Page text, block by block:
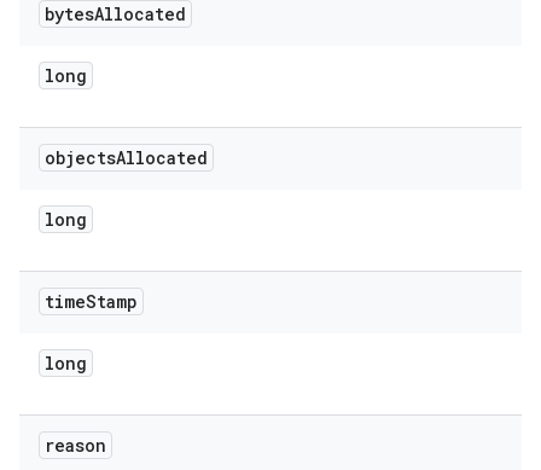
bytesAllocated
long
objectsAllocated
long
timeStamp
long
reason